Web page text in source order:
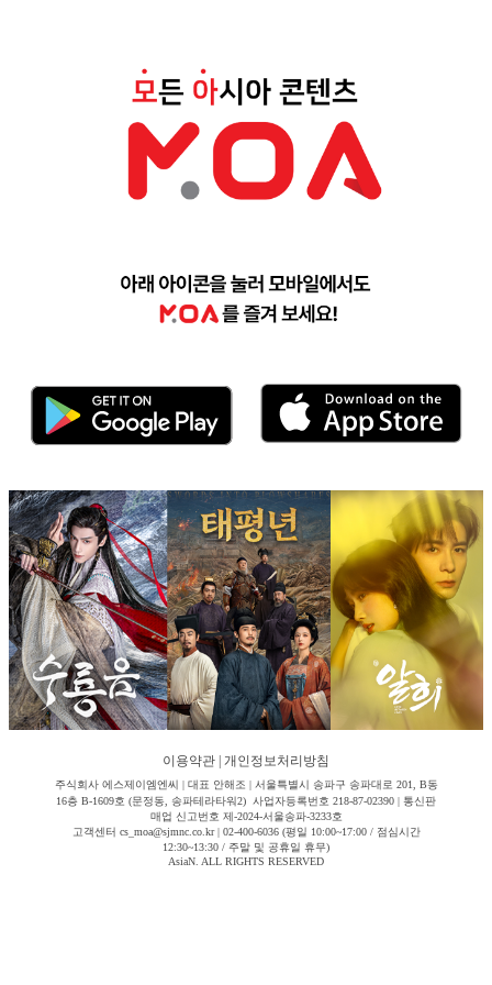
이용약관 개인정보처리방침
주식회사 에스제이엠엔씨 | 대표 안해조 | 서울특별시 송파구 송파대로 201, B동
16층 B-1609호 (문정동, 송파테라타워2) 사업자등록번호 218-87-02390 | 통신판
매업 신고번호 제-2024-서울송파-3233호
고객센터 cs_moa@sjmnc.co.kr | 02-400-6036 (평일 10:00~17:00 / 점심시간
12:30~13:30 / 주말 및 공휴일 휴무)
AsiaN. ALL RIGHTS RESERVED